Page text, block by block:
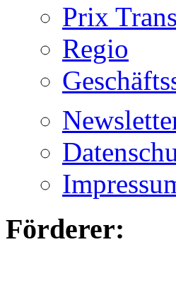
Prix
Regio
Förderer: